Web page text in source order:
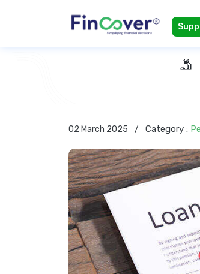
మీ
02 March 2025 / Category :